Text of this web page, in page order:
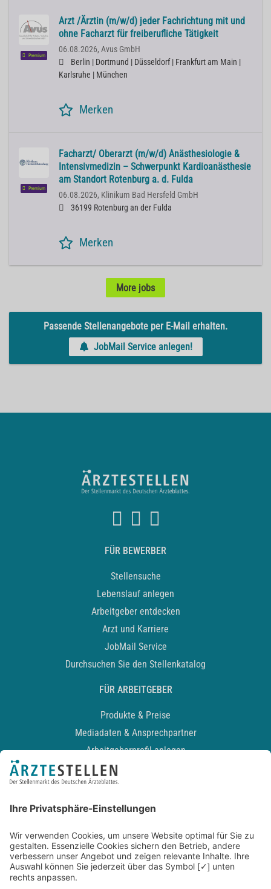
Premium
Arzt /Ärztin (m/w/d) jeder Fachrichtung mit und
ohne Facharzt für freiberufliche Tätigkeit
06.08.2026, Avus GmbH
Berlin | Dortmund | Düsseldorf | Frankfurt am Main |
Karlsruhe | München
Merken
Premium
Facharzt/ Oberarzt (m/w/d) Anästhesiologie &
Intensivmedizin – Schwerpunkt Kardioanästhesie
am Standort Rotenburg a. d. Fulda
06.08.2026, Klinikum Bad Hersfeld GmbH
36199 Rotenburg an der Fulda
Merken
More jobs
Passende Stellenangebote per E-Mail erhalten.
JobMail Service anlegen!
FÜR BEWERBER
Stellensuche
Lebenslauf anlegen
Arbeitgeber entdecken
Arzt und Karriere
JobMail Service
Durchsuchen Sie den Stellenkatalog
FÜR ARBEITGEBER
Produkte & Preise
Mediadaten & Ansprechpartner
Arbeitgeberprofil anlegen
Recruiting-Podcast
Kontakt
Datenschutz
Newsletter